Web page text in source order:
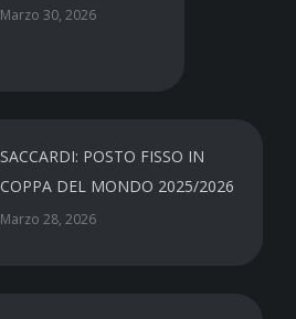
Marzo 30, 2026
SACCARDI: POSTO FISSO IN
COPPA DEL MONDO 2025/2026
Marzo 28, 2026